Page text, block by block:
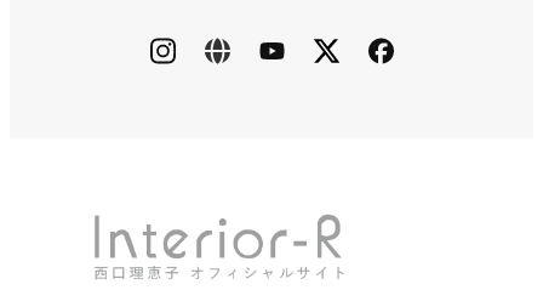
instagram
amebloyoutube
X facebook